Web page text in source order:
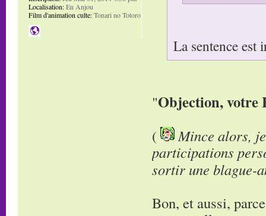
La sentence est
"Objection, votre
(
Mince alors,
participations
sortir une blague-
Bon, et aussi,
Localisation:En Anjou
Film d'animation culte:Tonari no Totoro